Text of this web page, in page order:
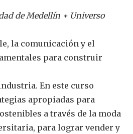
de Medellín + Universo
la comunicación y el
para construir
En este curso
apropiadas para
a través de la moda
para lograr vender y